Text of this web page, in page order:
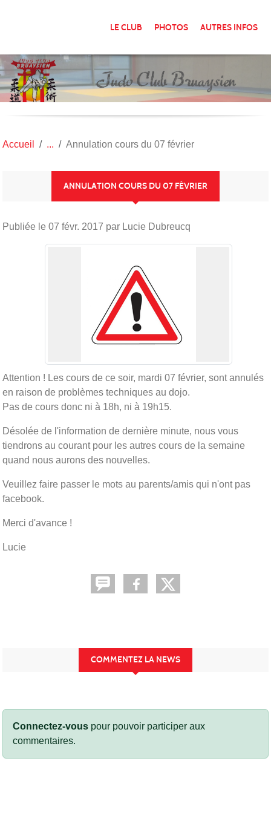
LE CLUB PHOTOS AUTRES INFOS
Accueil Annulation cours du 07 février
ANNULATION COURS DU 07 FÉVRIER
Publiée le 07 févr. 2017 par Lucie Dubreucq
Attention ! Les cours de ce soir, mardi 07 février, sont annulés
en raison de problèmes techniques au dojo.
Pas de cours donc ni à 18h, ni à 19h15.
Désolée de l'information de dernière minute, nous vous
tiendrons au courant pour les autres cours de la semaine
quand nous aurons des nouvelles.
Veuillez faire passer le mots au parents/amis qui n'ont pas
facebook.
Merci d'avance !
Lucie
COMMENTEZ LA NEWS
Connectez-vous pour pouvoir participer aux
commentaires.